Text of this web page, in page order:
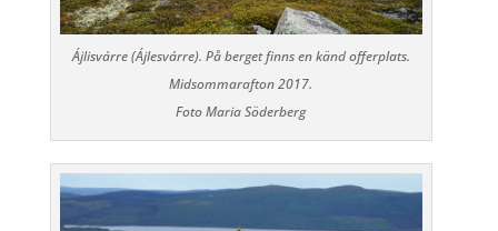
Ájlisvárre (Ájlesvárre). På berget finns en känd offerplats.
Midsommarafton 2017.
Foto Maria Söderberg